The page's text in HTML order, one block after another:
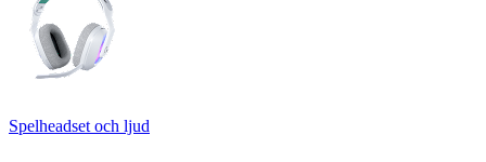
Spelheadset och ljud